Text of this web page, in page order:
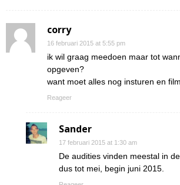
corry
16 februari 2015 at 5:55 pm
ik wil graag meedoen maar tot
opgeven?
want moet alles nog insturen en
Reageer
Sander
17 februari 2015 at 1:30 am
De audities vinden meestal in
dus tot mei, begin juni 2015.